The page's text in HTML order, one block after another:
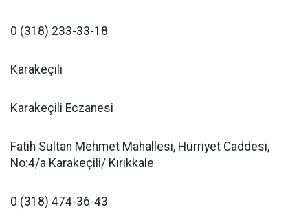
0 (318) 233-33-18
Karakeçili
Karakeçili Eczanesi
Fatih Sultan Mehmet Mahallesi, Hürriyet Caddesi,
No:4/a Karakeçili/ Kırıkkale
0 (318) 474-36-43